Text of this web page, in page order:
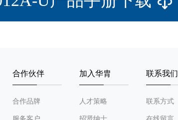
合作伙伴
合作品牌
加入华胄
人才策略
联系我们
联系方式